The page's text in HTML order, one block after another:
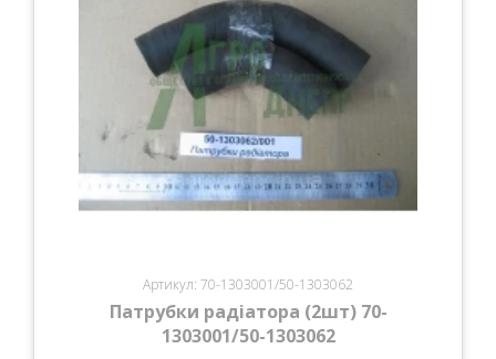
Артикул: 70-1303001/50-1303062
Патрубки радіатора (2шт) 70-
1303001/50-1303062